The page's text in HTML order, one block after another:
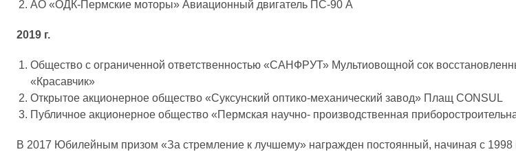
АО «ОДК-Пермские моторы» Авиационный двигатель ПС-90 А
2019 г.
Общество с ограниченной ответственностью «САНФРУТ» Мультиовощной сок
«Красавчик»
Открытое акционерное общество «Суксунский оптико-механический завод» Плащ CONSUL
Публичное акционерное общество «Пермская научно- производственная
В 2017 Юбилейным призом «За стремление к лучшему» награжден постоянный, начиная с